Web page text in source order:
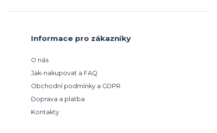
Informace pro zákazníky
O nás
Jak-nakupovat a FAQ
Obchodní podmínky a GDPR
Doprava a platba
Kontakty